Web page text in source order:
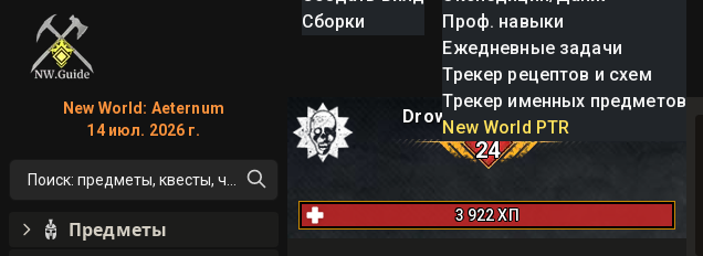
Сборки
Проф. навыки
Ежедневные задачи
Трекер рецептов и схем
Трекер именных предметов
New World PTR
Drowned First Mate
24
3 922ХП
New World: Aeternum
14 июл. 2026 г.
Поиск: предметы, квесты, что угодно!
Предметы